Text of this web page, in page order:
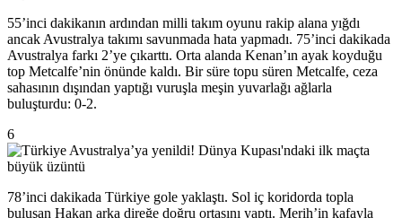
55’inci dakikanın ardından milli takım oyunu rakip alana yığdı
ancak Avustralya takımı savunmada hata yapmadı. 75’inci dakikada
Avustralya farkı 2’ye çıkarttı. Orta alanda Kenan’ın ayak koyduğu
top Metcalfe’nin önünde kaldı. Bir süre topu süren Metcalfe, ceza
sahasının dışından yaptığı vuruşla meşin yuvarlağı ağlarla
buluşturdu: 0-2.
6
78’inci dakikada Türkiye gole yaklaştı. Sol iç koridorda topla
buluşan Hakan arka direğe doğru ortasını yaptı. Merih’in kafayla